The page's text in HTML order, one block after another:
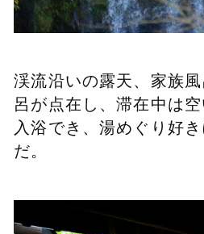
渓流沿いの露天、家族
呂が点在し、滞在中は
入浴でき、湯めぐり好
だ。